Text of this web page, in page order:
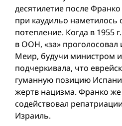
десятилетие после
при каудильо наметилось
потепление. Когда в 1955
в ООН, «за» проголосовал
Меир, будучи министром
подчеркивала, что
гуманную позицию
жертв нацизма. Франко же
содействовал
Израиль.